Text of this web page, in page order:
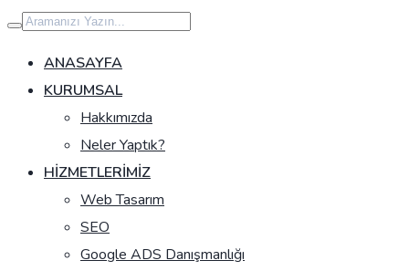
İçeriğe
geç
ANASAYFA
KURUMSAL
Hakkımızda
Neler Yaptık?
HIZMETLERIMIZ
Web Tasarım
SEO
Google ADS Danışmanlığı